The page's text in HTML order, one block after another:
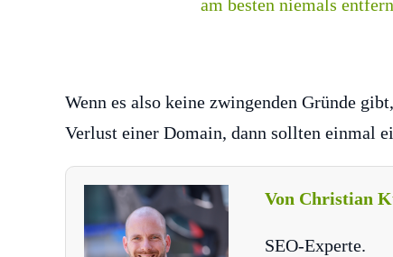
Wenn es also keine zwingenden Gründe
Verlust einer Domain, dann sollten einmal
Von Christian
SEO-Experte.